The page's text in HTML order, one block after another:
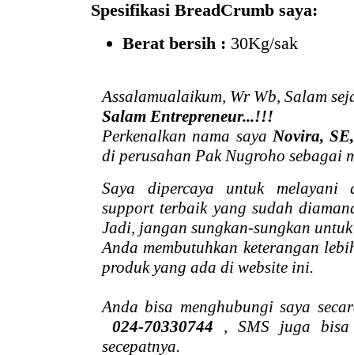
Spesifikasi BreadCrumb saya:
Berat bersih : 30Kg/sak
Assalamualaikum, Wr Wb, Salam
Salam Entrepreneur...!!!
Perkenalkan nama saya Novira,
di perusahan Pak Nugroho sebagai
Saya dipercaya untuk melayani
support terbaik yang sudah
Jadi, jangan sungkan-sungkan
Anda membutuhkan keterangan
produk yang ada di website ini.
Anda bisa menghubungi saya
024-70330744 , SMS juga
secepatnya.